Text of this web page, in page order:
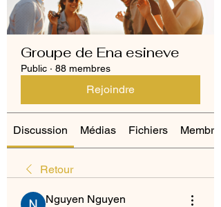
Groupe de Ena esineve
Public · 88 membres
Rejoindre
Discussion Médias Fichiers Membres
Retour
Nguyen Nguyen